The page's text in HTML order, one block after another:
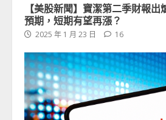
【美股新聞】寶潔第二季財報
預期，短期有望再漲？
2025 年 1 月 23 日 16